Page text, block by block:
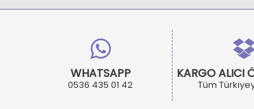
WHATSAPP
0536 435 01 42
KARGO ALICI
Tüm